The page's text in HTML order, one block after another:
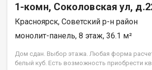
1-комн, Соколовская ул,
Красноярск, Советский р-н район
монолит-панель, 8 этаж, 36.1 м²
Дом сдан. Выбор этажа. Любая форма
белый куб. Есть возможность приобрести